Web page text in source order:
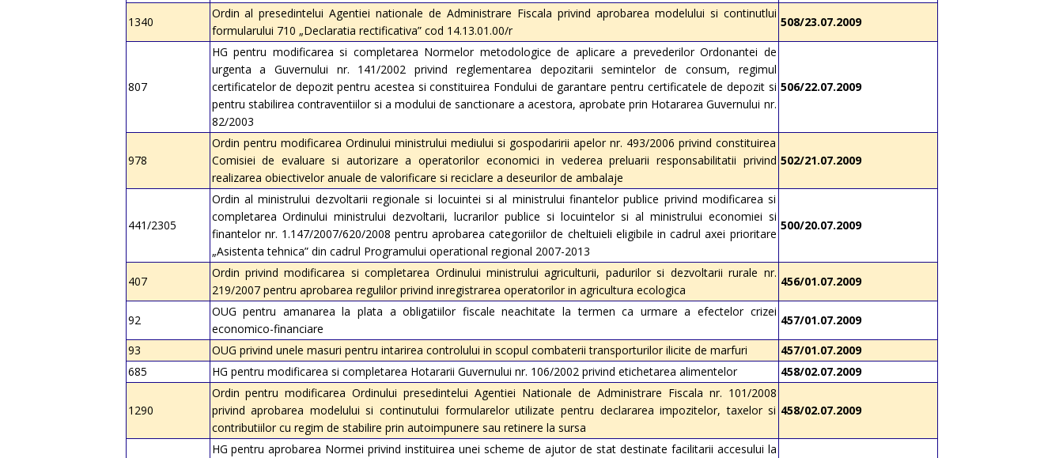
1340
Ordin al presedintelui Agentiei nationale de Administrare Fiscala privind aprobarea modelului si continutlui
formularului 710 „Declaratia rectificativa” cod 14.13.01.00/r
508/23.07.2009
807
HG pentru modificarea si completarea Normelor metodologice de aplicare a prevederilor Ordonantei de
urgenta a Guvernului nr. 141/2002 privind reglementarea depozitarii semintelor de consum, regimul
certificatelor de depozit pentru acestea si constituirea Fondului de garantare pentru certificatele de depozit si
pentru stabilirea contraventiilor si a modului de sanctionare a acestora, aprobate prin Hotararea Guvernului nr.
82/2003
506/22.07.2009
978
Ordin pentru modificarea Ordinului ministrului mediului si gospodaririi apelor nr. 493/2006 privind constituirea
Comisiei de evaluare si autorizare a operatorilor economici in vederea preluarii responsabilitatii privind
realizarea obiectivelor anuale de valorificare si reciclare a deseurilor de ambalaje
502/21.07.2009
441/2305
Ordin al ministrului dezvoltarii regionale si locuintei si al ministrului finantelor publice privind modificarea si
completarea Ordinului ministrului dezvoltarii, lucrarilor publice si locuintelor si al ministrului economiei si
finantelor nr. 1.147/2007/620/2008 pentru aprobarea categoriilor de cheltuieli eligibile in cadrul axei prioritare
„Asistenta tehnica” din cadrul Programului operational regional 2007-2013
500/20.07.2009
407
Ordin privind modificarea si completarea Ordinului ministrului agriculturii, padurilor si dezvoltarii rurale nr.
219/2007 pentru aprobarea regulilor privind inregistrarea operatorilor in agricultura ecologica
456/01.07.2009
92
OUG pentru amanarea la plata a obligatiilor fiscale neachitate la termen ca urmare a efectelor crizei
economico-financiare
457/01.07.2009
93
OUG privind unele masuri pentru intarirea controlului in scopul combaterii transporturilor ilicite de marfuri
457/01.07.2009
685
HG pentru modificarea si completarea Hotararii Guvernului nr. 106/2002 privind etichetarea alimentelor 458/02.07.2009
1290
Ordin pentru modificarea Ordinului presedintelui Agentiei Nationale de Administrare Fiscala nr. 101/2008
privind aprobarea modelului si continutului formularelor utilizate pentru declararea impozitelor, taxelor si
contributiilor cu regim de stabilire prin autoimpunere sau retinere la sursa
458/02.07.2009
HG pentru aprobarea Normei privind instituirea unei scheme de ajutor de stat destinate facilitarii accesului la